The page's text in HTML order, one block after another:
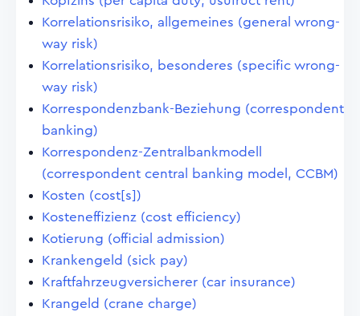
Korrelationsrisiko, allgemeines (general wrong-
way risk)
Korrelationsrisiko, besonderes (specific wrong-
way risk)
Korrespondenzbank-Beziehung (correspondent
banking)
Korrespondenz-Zentralbankmodell
(correspondent central banking model, CCBM)
Kosten (cost[s])
Kosteneffizienz (cost efficiency)
Kotierung (official admission)
Krankengeld (sick pay)
Kraftfahrzeugversicherer (car insurance)
Krangeld (crane charge)